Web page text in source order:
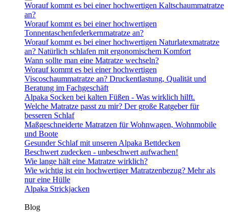
Worauf kommt es bei einer hochwertigen Kaltschaummatratze
an?
Worauf kommt es bei einer hochwertigen
Tonnentaschenfederkernmatratze an?
Worauf kommt es bei einer hochwertigen Naturlatexmatratze
an? Natürlich schlafen mit ergonomischem Komfort
Wann sollte man eine Matratze wechseln?
Worauf kommt es bei einer hochwertigen
Viscoschaummatratze an? Druckentlastung, Qualität und
Beratung im Fachgeschäft
Alpaka Socken bei kalten Füßen - Was wirklich hilft.
Welche Matratze passt zu mir? Der große Ratgeber für
besseren Schlaf
Maßgeschneiderte Matratzen für Wohnwagen, Wohnmobile
und Boote
Gesunder Schlaf mit unseren Alpaka Bettdecken
Beschwert zudecken - unbeschwert aufwachen!
Wie lange hält eine Matratze wirklich?
Wie wichtig ist ein hochwertiger Matratzenbezug? Mehr als
nur eine Hülle
Alpaka Strickjacken
Blog